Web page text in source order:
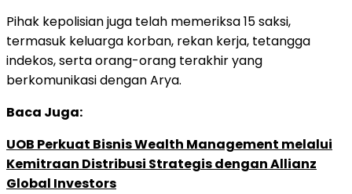
Pihak kepolisian juga telah memeriksa 15 saksi,
termasuk keluarga korban, rekan kerja, tetangga
indekos, serta orang-orang terakhir yang
berkomunikasi dengan Arya.
Baca Juga:
UOB Perkuat Bisnis Wealth Management melalui
Kemitraan Distribusi Strategis dengan Allianz
Global Investors